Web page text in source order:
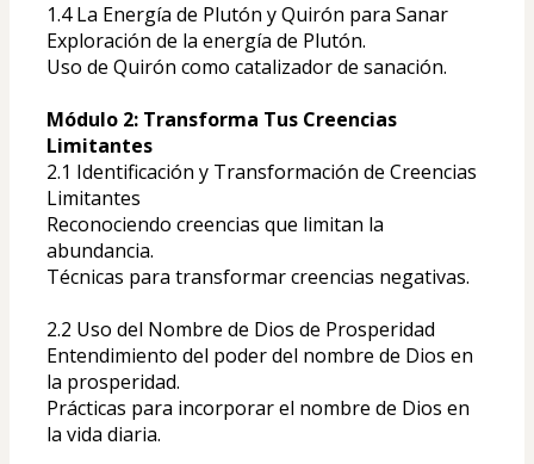
1.4 La Energía de Plutón y Quirón para Sanar
Exploración de la energía de Plutón.
Uso de Quirón como catalizador de sanación.
Módulo 2: Transforma Tus Creencias
Limitantes
2.1 Identificación y Transformación de Creencias
Limitantes
Reconociendo creencias que limitan la
abundancia.
Técnicas para transformar creencias negativas.
2.2 Uso del Nombre de Dios de Prosperidad
Entendimiento del poder del nombre de Dios en
la prosperidad.
Prácticas para incorporar el nombre de Dios en
la vida diaria.